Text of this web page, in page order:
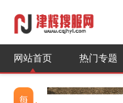
网站首页 热门专题